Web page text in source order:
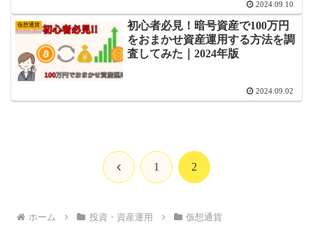
2024.09.10
仮想通貨
初心者必見！暗号資産で100万円
をおまかせ資産運用する方法を調
査してみた｜2024年版
2024.09.02
前 1 2
ホーム 投資・資産運用 仮想通貨